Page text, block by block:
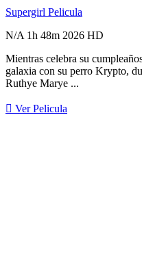
Supergirl Pelicula
N/A 1h 48m 2026 HD
Mientras celebra su
galaxia con su perro Krypto,
Ruthye Marye ...
Ver Pelicula